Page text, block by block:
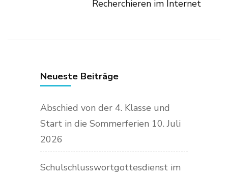
Recherchieren im Internet
Neueste Beiträge
Abschied von der 4. Klasse und
Start in die Sommerferien 10. Juli
2026
Schulschlusswortgottesdienst im